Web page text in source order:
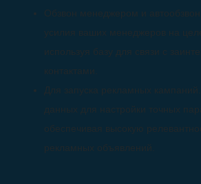
Обзвон менеджером и автообзвон.
усилия ваших менеджеров на
используя базу для связи с
контактами.
Для запуска рекламных кампаний.
данных для настройки точных
обеспечивая высокую
рекламных объявлений.